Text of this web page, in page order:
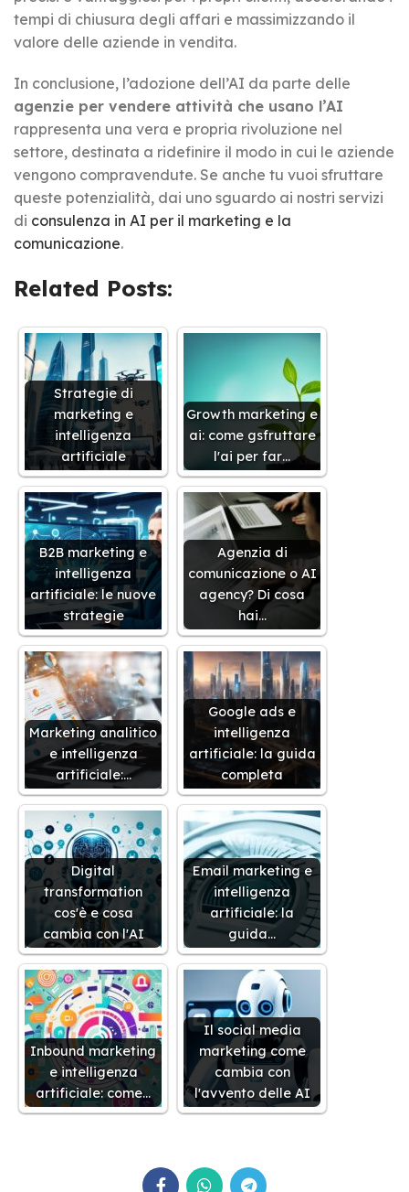
tempi di chiusura degli affari e massimizzando il
valore delle aziende in vendita.
In conclusione, l’adozione dell’AI da parte delle
agenzie per vendere attività che usano l’AI
rappresenta una vera e propria rivoluzione nel
settore, destinata a ridefinire il modo in cui le aziende
vengono compravendute. Se anche tu vuoi sfruttare
queste potenzialità, dai uno sguardo ai nostri servizi
di consulenza in AI per il marketing e la
comunicazione.
Related Posts:
Strategie di
marketing e
intelligenza
artificiale
Growth marketing e
ai: come gsfruttare
l'ai per far…
B2B marketing e
intelligenza
artificiale: le nuove
strategie
Agenzia di
comunicazione o AI
agency? Di cosa
hai…
Marketing analitico
e intelligenza
artificiale:…
Google ads e
intelligenza
artificiale: la guida
completa
Digital
transformation
cos'è e cosa
cambia con l'AI
Email marketing e
intelligenza
artificiale: la
guida…
Inbound marketing
e intelligenza
artificiale: come…
Il social media
marketing come
cambia con
l'avvento delle AI